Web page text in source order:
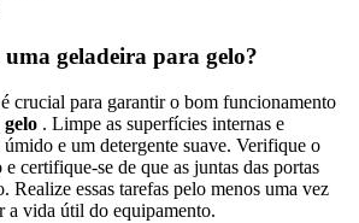
uma geladeira para gelo?
crucial para garantir o bom funcionamento
. Limpe as superfícies internas e
e um detergente suave. Verifique o
certifique-se de que as juntas das portas
Realize essas tarefas pelo menos uma vez
a vida útil do equipamento.